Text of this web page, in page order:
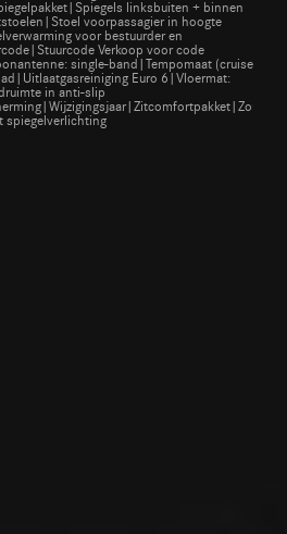
linksbuiten + binnen
voorpassagier in hoogte
voor bestuurder en
Verkoop voor code
single-band|Tempomaat (cruise
Euro 6|Vloermat:
in anti-slip
spiegelverlichting